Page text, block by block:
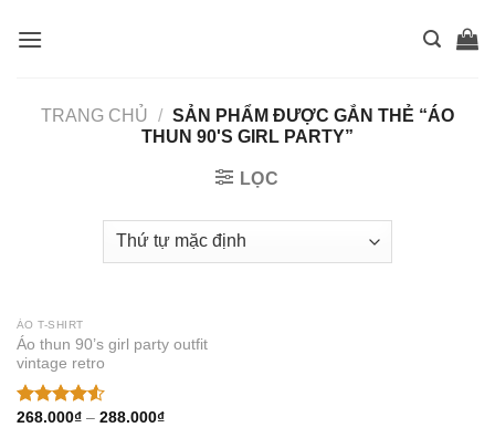
TRANG CHỦ / SẢN PHẨM ĐƯỢC GẮN THẺ “ÁO
THUN 90'S GIRL PARTY”
LỌC
ÁO T-SHIRT
Áo thun 90’s girl party outfit
vintage retro
Được xếp
268.000₫– 288.000₫